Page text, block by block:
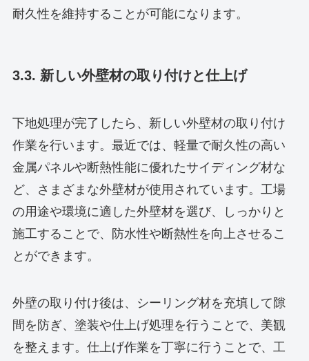
耐久性を維持することが可能になります。
3.3. 新しい外壁材の取り付けと仕上げ
下地処理が完了したら、新しい外壁材の取り付け
作業を行います。最近では、軽量で耐久性の高い
金属パネルや断熱性能に優れたサイディング材な
ど、さまざまな外壁材が使用されています。工場
の用途や環境に適した外壁材を選び、しっかりと
施工することで、防水性や断熱性を向上させるこ
とができます。
外壁の取り付け後は、シーリング材を充填して隙
間を防ぎ、塗装や仕上げ処理を行うことで、美観
を整えます。仕上げ作業を丁寧に行うことで、工